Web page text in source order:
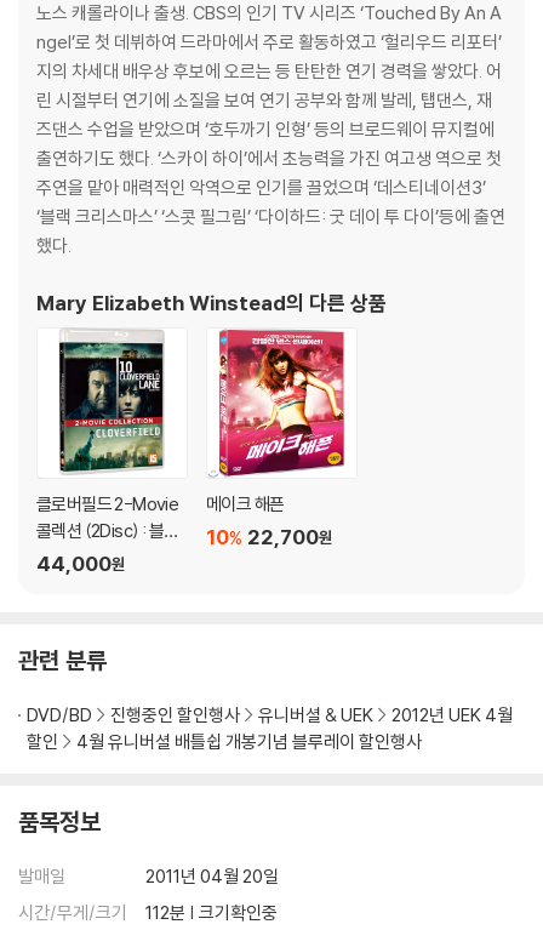
노스 캐롤라이나 출생. CBS의 인기 TV 시리즈 ‘Touched By An A
ngel’로 첫 데뷔하여 드라마에서 주로 활동하였고 ‘헐리우드 리포터’
지의 차세대 배우상 후보에 오르는 등 탄탄한 연기 경력을 쌓았다. 어
린 시절부터 연기에 소질을 보여 연기 공부와 함께 발레, 탭댄스, 재
즈댄스 수업을 받았으며 ‘호두까기 인형’ 등의 브로드웨이 뮤지컬에
출연하기도 했다. ‘스카이 하이’에서 초능력을 가진 여고생 역으로 첫
주연을 맡아 매력적인 악역으로 인기를 끌었으며 ‘데스티네이션3’
‘블랙 크리스마스’ ‘스콧 필그림’ ‘다이하드: 굿 데이 투 다이’등에 출연
했다.
Mary Elizabeth Winstead의 다른 상품
클로버필드 2-Movie
콜렉션 (2Disc) : 블루
레이
44,000원
메이크 해픈
22,700원
10%
관련 분류
DVD/BD 진행중인 할인행사 유니버셜 & UEK
2012년 UEK 4월
할인
4월 유니버셜 배틀쉽 개봉기념 블루레이 할인행사
품목정보
발매일
2011년 04월 20일
시간/무게/크기
112분 | 크기확인중